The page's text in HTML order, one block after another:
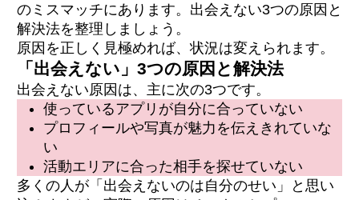
のミスマッチにあります。出会えない3つの原因と
解決法を整理しましょう。
原因を正しく見極めれば、状況は変えられます。
「出会えない」3つの原因と解決法
出会えない原因は、主に次の3つです。
使っているアプリが自分に合っていない
プロフィールや写真が魅力を伝えきれていな
い
活動エリアに合った相手を探せていない
多くの人が「出会えないのは自分のせい」と思い